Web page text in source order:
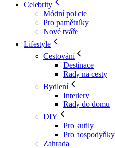
Celebrity
Módní policie
Pro pamětníky
Nové tváře
Lifestyle
Cestování
Destinace
Rady na cesty
Bydlení
Interiery
Rady do domu
DIY
Pro kutily
Pro hospodyňky
Zahrada